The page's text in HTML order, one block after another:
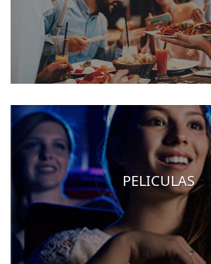
PELICULAS